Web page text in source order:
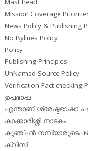
Mast head
Mission Coverage
News Policy & Publishing
No Bylines Policy
Policy
Publishing Principles
UnNamed Source Policy
Verification Fact-checking
ഉപഭാഷ
എന്താണ് ശ്രേഷ്ഠഭാഷാ
കാക്കാരിശ്ശി നാടകം
കുഞ്ചന്‍
ക്വിസ്